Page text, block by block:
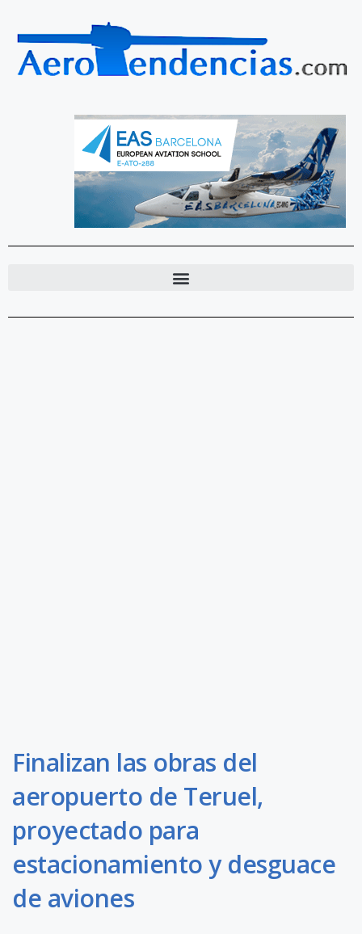
Finalizan las obras del
aeropuerto de Teruel,
proyectado para
estacionamiento y desguace
de aviones